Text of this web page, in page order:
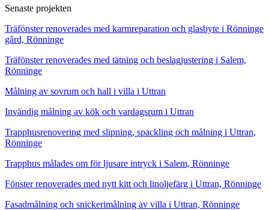
Senaste projekten
Träfönster renoverades med karmreparation och glasbyte i Rönninge
gård, Rönninge
Träfönster renoverades med tätning och beslagjustering i Salem,
Rönninge
Målning av sovrum och hall i villa i Uttran
Invändig målning av kök och vardagsrum i Uttran
Trapphusrenovering med slipning, spackling och målning i Uttran,
Rönninge
Trapphus målades om för ljusare intryck i Salem, Rönninge
Fönster renoverades med nytt kitt och linoljefärg i Uttran, Rönninge
Fasadmålning och snickerimålning av villa i Uttran, Rönninge